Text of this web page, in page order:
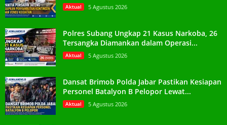
Aktual 5 Agustus 2026
Polres Subang Ungkap 21 Kasus Narkoba, 26
Tersangka Diamankan dalam Operasi...
Aktual 5 Agustus 2026
Dansat Brimob Polda Jabar Pastikan Kesiapan
Personel Batalyon B Pelopor Lewat...
Aktual 5 Agustus 2026